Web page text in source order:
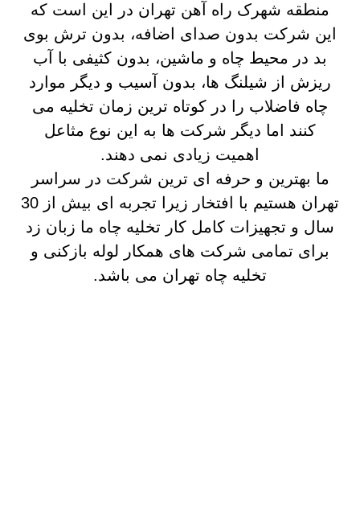
منطقه شهرک راه آهن تهران در این است که
این شرکت بدون صدای اضافه، بدون ترش بوی
بد در محیط چاه و ماشین، بدون کثیفی با آب
ریزش از شیلنگ ها، بدون آسیب و دیگر موارد
چاه فاضلاب را در کوتاه ترین زمان تخلیه می
کنند اما دیگر شرکت ها به این نوع مثاعل
اهمیت زیادی نمی دهند.
ما بهترین و حرفه ای ترین شرکت در سراسر
تهران هستیم با افتخار زیرا تجربه ای بیش از 30
سال و تجهیزات کامل کار تخلیه چاه ما زبان زد
برای تمامی شرکت های همکار لوله بازکنی و
تخلیه چاه تهران می باشد.